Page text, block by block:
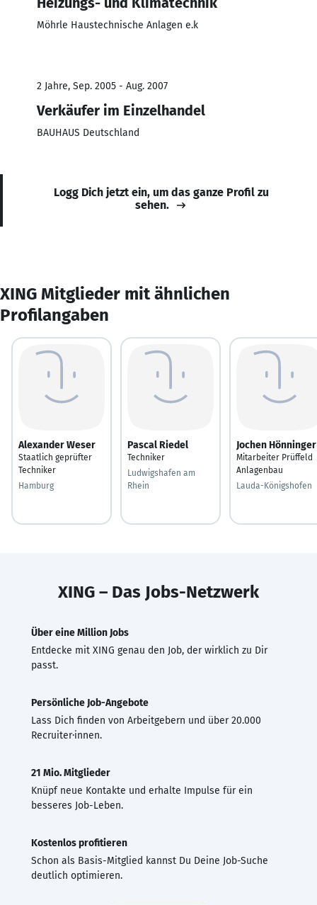
Möhrle Haustechnische Anlagen e.k
2 Jahre, Sep. 2005 - Aug. 2007
Verkäufer im Einzelhandel
BAUHAUS Deutschland
Logg Dich jetzt ein, um das ganze Profil zu
sehen.
XING Mitglieder mit ähnlichen
Profilangaben
Alexander Weser
Staatlich geprüfter
Techniker
Hamburg
Pascal Riedel
Techniker
Ludwigshafen am
Rhein
Jochen Hönninger
Mitarbeiter Prüffeld
Anlagenbau
Lauda-Königshofen
XING – Das Jobs-Netzwerk
Über eine Million Jobs
Entdecke mit XING genau den Job, der wirklich zu Dir
passt.
Persönliche Job-Angebote
Lass Dich finden von Arbeitgebern und über 20.000
Recruiter·innen.
21 Mio. Mitglieder
Knüpf neue Kontakte und erhalte Impulse für ein
besseres Job-Leben.
Kostenlos profitieren
Schon als Basis-Mitglied kannst Du Deine Job-Suche
deutlich optimieren.